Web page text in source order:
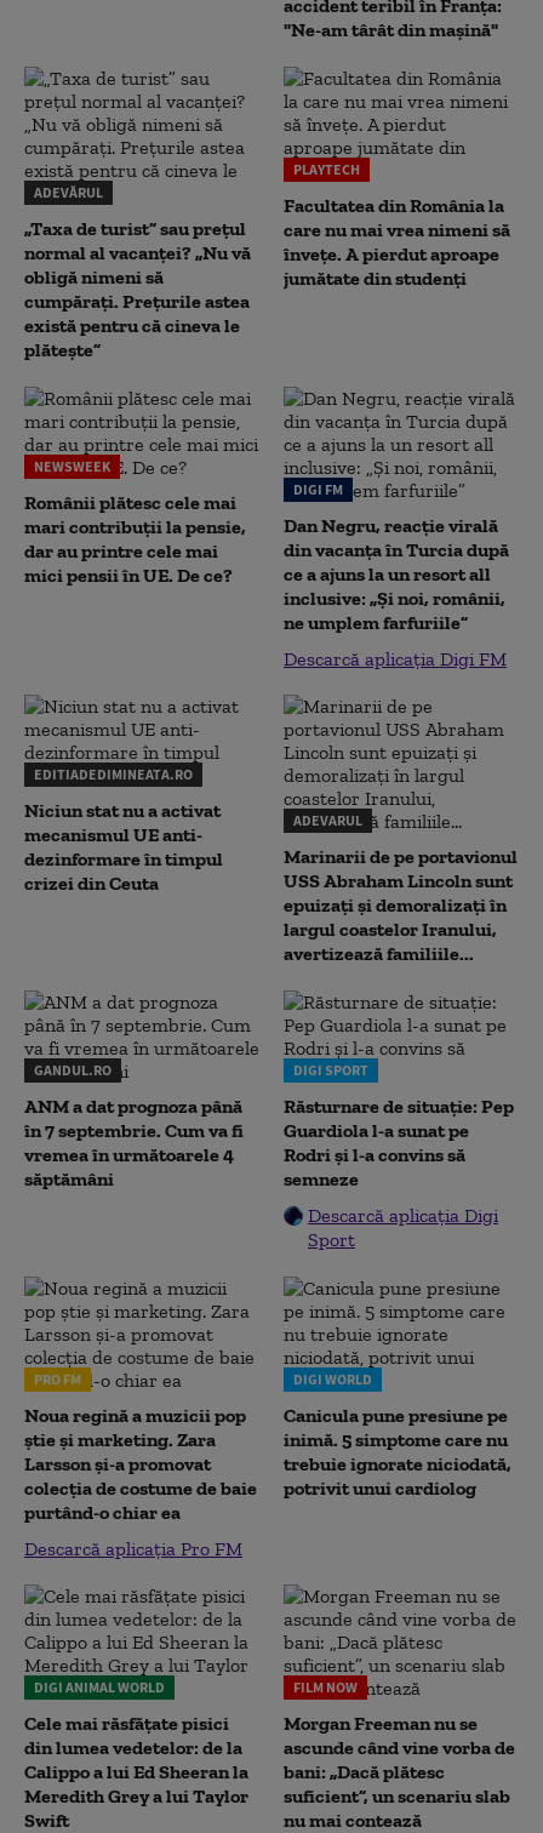
accident teribil în Franța:
"Ne-am târât din mașină"
ADEVĂRUL
„Taxa de turist” sau prețul
normal al vacanței? „Nu vă
obligă nimeni să
cumpărați. Prețurile astea
există pentru că cineva le
plătește”
PLAYTECH
Facultatea din România la
care nu mai vrea nimeni să
înveţe. A pierdut aproape
jumătate din studenţi
NEWSWEEK
Românii plătesc cele mai
mari contribuții la pensie,
dar au printre cele mai
mici pensii în UE. De ce?
DIGI FM
Dan Negru, reacție virală
din vacanța în Turcia după
ce a ajuns la un resort all
inclusive: „Și noi, românii,
ne umplem farfuriile”
Descarcă aplicația Digi FM
EDITIADEDIMINEATA.RO
Niciun stat nu a activat
mecanismul UE anti-
dezinformare în timpul
crizei din Ceuta
ADEVARUL
Marinarii de pe portavionul
USS Abraham Lincoln sunt
epuizați și demoralizați în
largul coastelor Iranului,
avertizează familiile...
GANDUL.RO
ANM a dat prognoza până
în 7 septembrie. Cum va fi
vremea în următoarele 4
săptămâni
DIGI SPORT
Răsturnare de situație: Pep
Guardiola l-a sunat pe
Rodri și l-a convins să
semneze
Descarcă aplicația Digi
Sport
PRO FM
Noua regină a muzicii pop
știe și marketing. Zara
Larsson și-a promovat
colecția de costume de baie
purtând-o chiar ea
Descarcă aplicația Pro FM
DIGI WORLD
Canicula pune presiune pe
inimă. 5 simptome care nu
trebuie ignorate niciodată,
potrivit unui cardiolog
DIGI ANIMAL WORLD
Cele mai răsfățate pisici
din lumea vedetelor: de la
Calippo a lui Ed Sheeran la
Meredith Grey a lui Taylor
Swift
FILM NOW
Morgan Freeman nu se
ascunde când vine vorba de
bani: „Dacă plătesc
suficient”, un scenariu slab
nu mai contează